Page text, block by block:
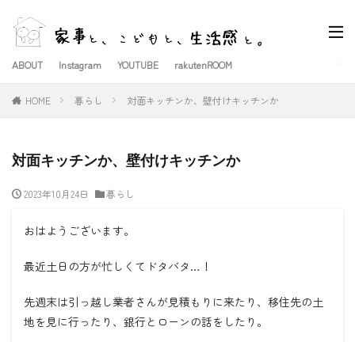
ABOUT Instagram YOUTUBE rakutenROOM
HOME 暮らし 対面キッチンか、壁付けキッチンか
対面キッチンか、壁付けキッチンか
2023年10月24日 暮らし
おはようございます。
最近土日の方が忙しくてドタバタ … ！
先週末は引っ越し業者さんが見積もりに来たり、移住先の土
地を見に行ったり、銀行とローンの話をしたり。